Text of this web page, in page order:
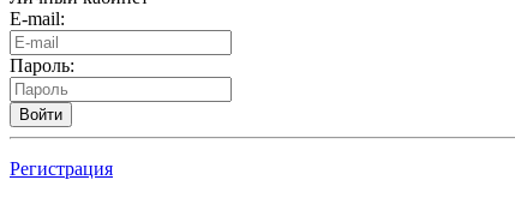
E-mail:
Пароль:
Войти
Регистрация